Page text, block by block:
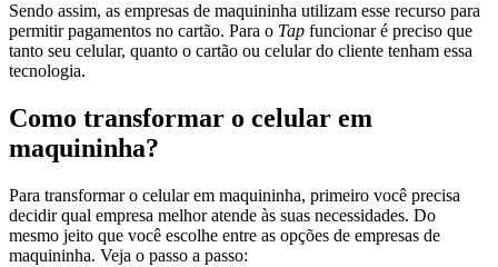
Sendo assim, as empresas de maquininha utilizam esse recurso para
permitir pagamentos no cartão. Para o Tap funcionar é preciso que
tanto seu celular, quanto o cartão ou celular do cliente tenham essa
tecnologia.
Como transformar o celular em
maquininha?
Para transformar o celular em maquininha, primeiro você precisa
decidir qual empresa melhor atende às suas necessidades. Do
mesmo jeito que você escolhe entre as opções de empresas de
maquininha. Veja o passo a passo: